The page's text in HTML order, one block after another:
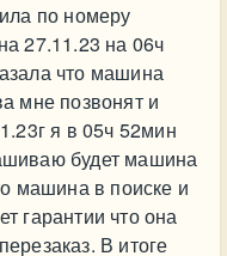
по номеру
27.11.23 на 06ч
что машина
мне позвонят и
я в 05ч 52мин
будет машина
машина в поиске и
гарантии что она
В итоге